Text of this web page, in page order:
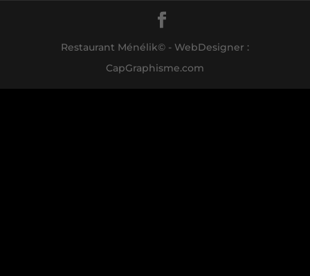
Restaurant Ménélik© - WebDesigner :
CapGraphisme.com